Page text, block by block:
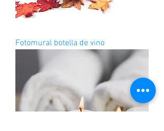
Fotomural botella de vino